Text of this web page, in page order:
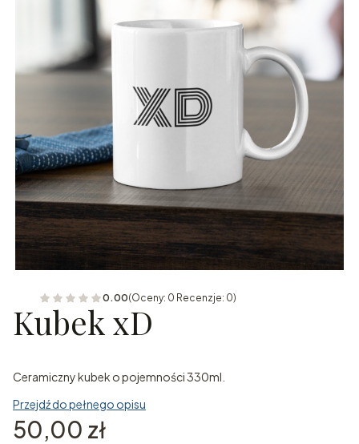
0.00(Oceny: 0 Recenzje: 0)
Kubek xD
Ceramiczny kubek o pojemności 330ml.
Przejdź do pełnego opisu
Cena
50,00 zł